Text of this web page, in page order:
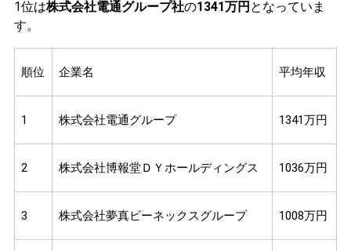
1位は株式会社電通グループ社の1341万円 となっていま
す。
順位 企業名 平均年収
1 株式会社電通グループ 1341万円
2 株式会社博報堂ＤＹホールディングス 1036万円
3 株式会社夢真ビーネックスグループ 1008万円